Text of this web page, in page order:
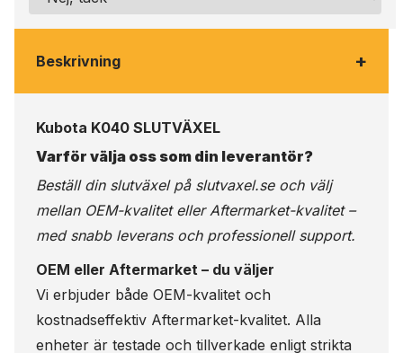
Beskrivning +
Kubota K040 SLUTVÄXEL
Varför välja oss som din leverantör?
Beställ din slutväxel på slutvaxel.seoch välj
mellan OEM-kvalitet eller Aftermarket-kvalitet –
med snabb leverans och professionell support.
OEM eller Aftermarket – du väljer
Vi erbjuder både OEM-kvalitet och
kostnadseffektiv Aftermarket-kvalitet. Alla
enheter är testade och tillverkade enligt strikta